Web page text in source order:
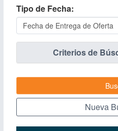
Tipo de Fecha
Fecha de Entrega de Oferta
Criterios de
Nueva